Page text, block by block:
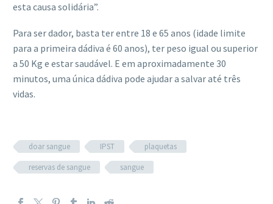
esta causa solidária”.
Para ser dador, basta ter entre 18 e 65 anos (idade limite
para a primeira dádiva é 60 anos), ter peso igual ou superior
a 50 Kg e estar saudável. E em aproximadamente 30
minutos, uma única dádiva pode ajudar a salvar até três
vidas.
doar sangue IPST
plaquetas
reservas de sangue
sangue